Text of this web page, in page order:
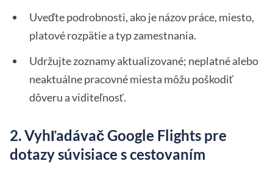
Uveďte podrobnosti, ako je názov práce, miesto,
platové rozpätie a typ zamestnania.
Udržujte zoznamy aktualizované; neplatné alebo
neaktuálne pracovné miesta môžu poškodiť
dôveru a viditeľnosť.
2. Vyhľadávač Google Flights pre
dotazy súvisiace s cestovaním